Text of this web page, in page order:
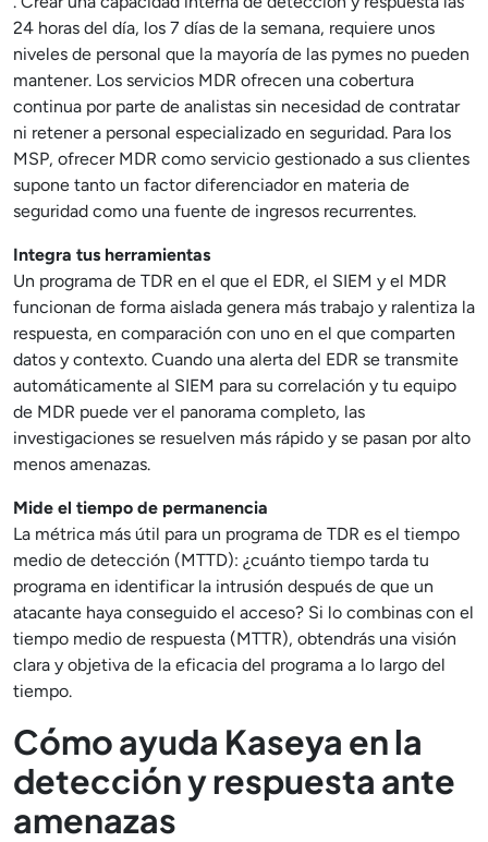
24 horas del día, los 7 días de la semana, requiere unos
niveles de personal que la mayoría de las pymes no pueden
mantener. Los servicios MDR ofrecen una cobertura
continua por parte de analistas sin necesidad de contratar
ni retener a personal especializado en seguridad. Para los
MSP, ofrecer MDR como servicio gestionado a sus clientes
supone tanto un factor diferenciador en materia de
seguridad como una fuente de ingresos recurrentes.
Integra tus herramientas
Un programa de TDR en el que el EDR, el SIEM y el MDR
funcionan de forma aislada genera más trabajo y ralentiza la
respuesta, en comparación con uno en el que comparten
datos y contexto. Cuando una alerta del EDR se transmite
automáticamente al SIEM para su correlación y tu equipo
de MDR puede ver el panorama completo, las
investigaciones se resuelven más rápido y se pasan por alto
menos amenazas.
Mide el tiempo de permanencia
La métrica más útil para un programa de TDR es el tiempo
medio de detección (MTTD): ¿cuánto tiempo tarda tu
programa en identificar la intrusión después de que un
atacante haya conseguido el acceso? Si lo combinas con el
tiempo medio de respuesta (MTTR), obtendrás una visión
clara y objetiva de la eficacia del programa a lo largo del
tiempo.
Cómo ayuda Kaseya en la
detección y respuesta ante
amenazas